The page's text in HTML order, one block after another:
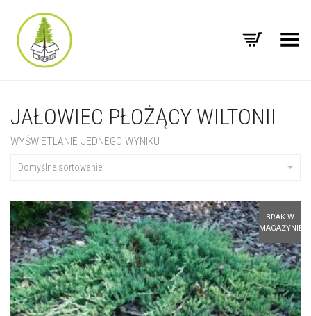
Toggle Menu
JAŁOWIEC PŁOŻĄCY WILTONII
WYŚWIETLANIE JEDNEGO WYNIKU
Domyślne sortowanie
BRAK W
MAGAZYNIE